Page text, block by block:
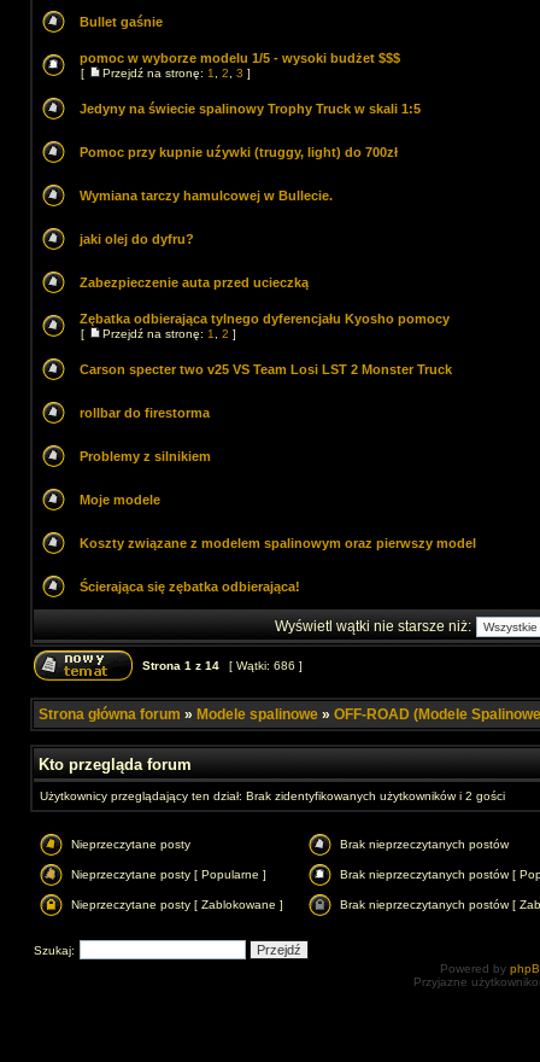
Bullet gaśnie
pomoc w wyborze modelu 1/5 - wysoki budżet $$$
[ Przejdź na stronę: 1 2 3 ]
Jedyny na świecie spalinowy Trophy Truck w skali 1:5
Pomoc przy kupnie uźywki (truggy, light) do 700zł
Wymiana tarczy hamulcowej w Bullecie.
jaki olej do dyfru?
Zabezpieczenie auta przed ucieczką
Zębatka odbierająca tylnego dyferencjału Kyosho pomocy
[ Przejdź na stronę: 1 2 ]
Carson specter two v25 VS Team Losi LST 2 Monster Truck
rollbar do firestorma
Problemy z silnikiem
Moje modele
Koszty związane z modelem spalinowym oraz pierwszy model
Ścierająca się zębatka odbierająca!
Wyświetl wątki nie starsze niż:
Strona 1 z 14 [ Wątki: 686 ]
Strona główna forum » Modele spalinowe » OFF-ROAD (Modele
Kto przegląda forum
Użytkownicy przeglądający ten dział: Brak zidentyfikowanych użytkowników i 2 gości
Nieprzeczytane posty Brak nieprzeczytanych postów
Nieprzeczytane posty [ Popularne ] Brak nieprzeczytanych postów [
Nieprzeczytane posty [ Zablokowane ] Brak nieprzeczytanych postów [
Szukaj:
Powered by
Przyjazne